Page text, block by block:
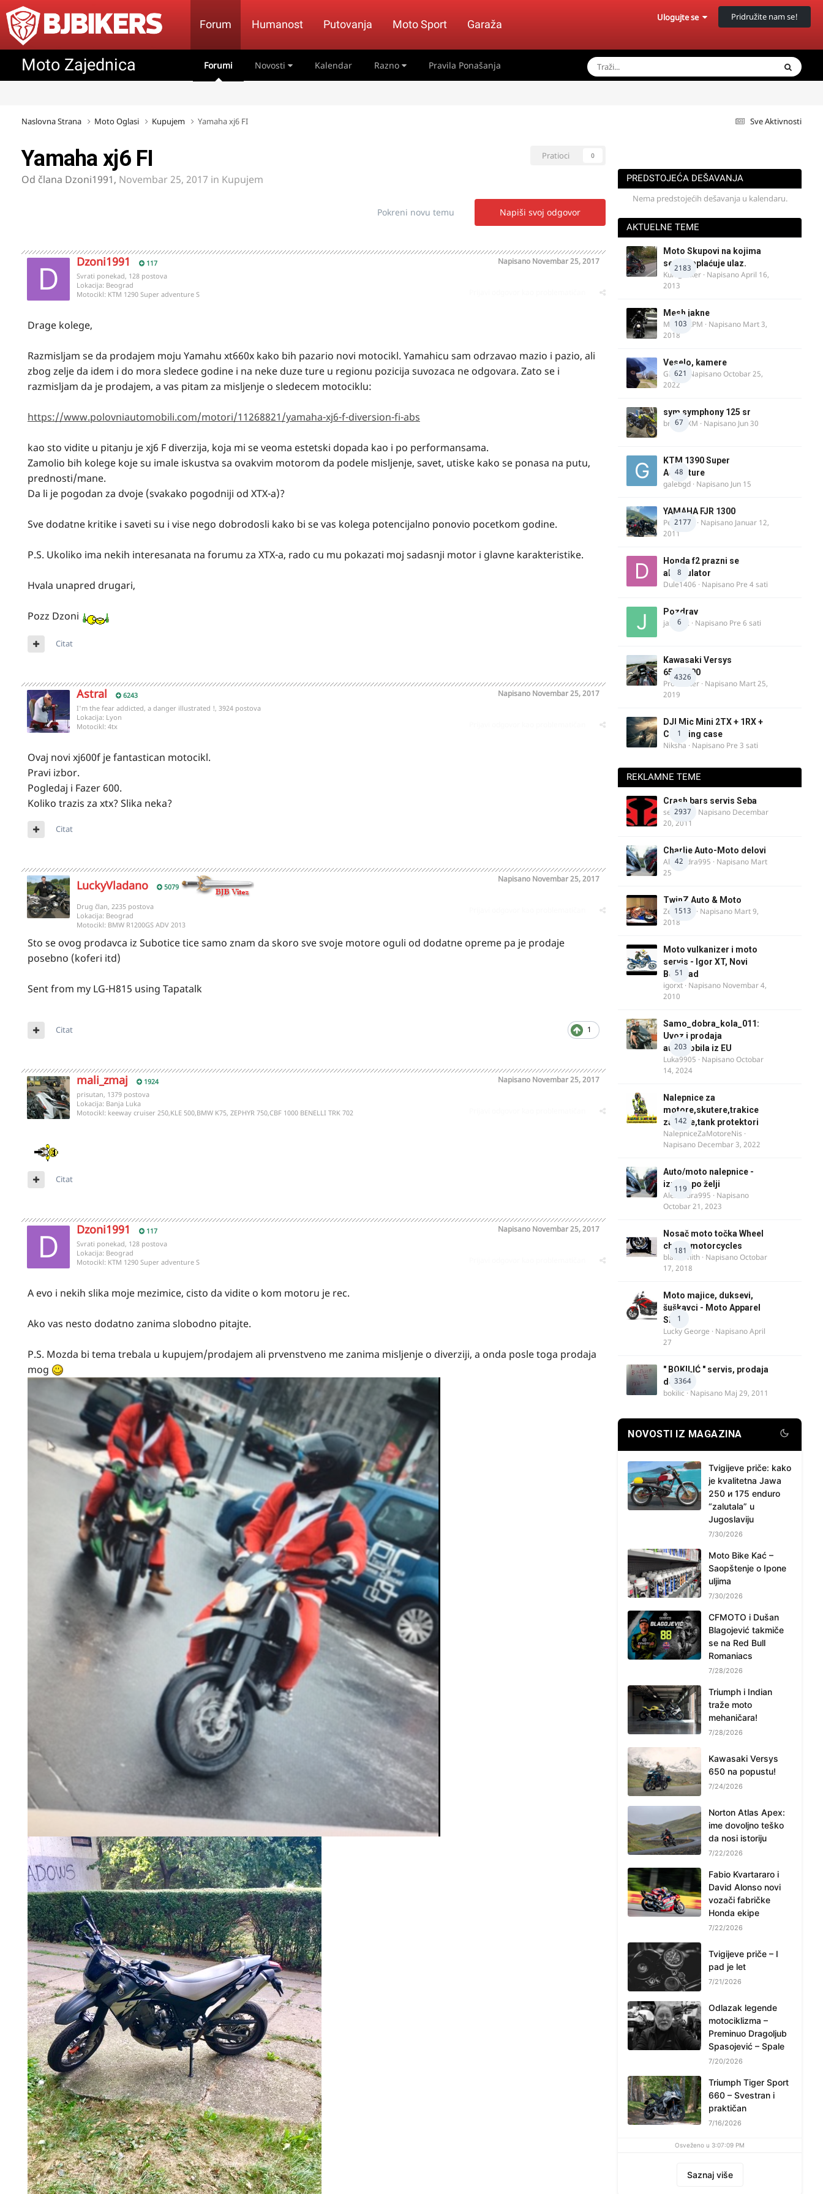
Forum Humanost Putovanja Moto Sport Garaža
Ulogujte se Pridružite nam se!
Moto Zajednica Forumi Novosti Kalendar Razno Pravila Ponašanja
Sve Aktivnosti
Naslovna Strana Moto Oglasi Kupujem Yamaha xj6 FI
Pratioci 0
Yamaha xj6 FI
Od člana Dzoni1991, Novembar 25, 2017 in Kupujem
Napiši svoj odgovor
Pokreni novu temu
Dzoni1991 117 Napisano Novembar 25, 2017
Svrati ponekad, 128 postova
Lokacija: Beograd
Motocikl: KTM 1290 Super adventure S
Drage kolege,
Razmisljam se da prodajem moju Yamahu xt660x kako bih pazario novi motocikl. Yamahicu sam odrzavao mazio i pazio, ali
zbog zelje da idem i do mora sledece godine i na neke duze ture u regionu pozicija suvozaca ne odgovara. Zato se i
razmisljam da je prodajem, a vas pitam za misljenje o sledecem motociklu:
https://www.polovniautomobili.com/motori/11268821/yamaha-xj6-f-diversion-fi-abs
kao sto vidite u pitanju je xj6 F diverzija, koja mi se veoma estetski dopada kao i po performansama.
Zamolio bih kolege koje su imale iskustva sa ovakvim motorom da podele misljenje, savet, utiske kako se ponasa na putu,
prednosti/mane.
Da li je pogodan za dvoje (svakako pogodniji od XTX-a)?
Sve dodatne kritike i saveti su i vise nego dobrodosli kako bi se vas kolega potencijalno ponovio pocetkom godine.
P.S. Ukoliko ima nekih interesanata na forumu za XTX-a, rado cu mu pokazati moj sadasnji motor i glavne karakteristike.
Hvala unapred drugari,
Pozz Dzoni
Citat
Astral 6243 Napisano Novembar 25, 2017
I'm the fear addicted, a danger illustrated !, 3924 postova
Lokacija: Lyon
Motocikl: 4tx
Ovaj novi xj600f je fantastican motocikl.
Pravi izbor.
Pogledaj i Fazer 600.
Koliko trazis za xtx? Slika neka?
Citat
LuckyVladano 5079
Napisano Novembar 25, 2017
Drug član, 2235 postova
Lokacija: Beograd
Motocikl: BMW R1200GS ADV 2013
Sto se ovog prodavca iz Subotice tice samo znam da skoro sve svoje motore oguli od dodatne opreme pa je prodaje
posebno (koferi itd)
Sent from my LG-H815 using Tapatalk
1
Citat
mali_zmaj 1924 Napisano Novembar 25, 2017
prisutan, 1379 postova
Lokacija: Banja Luka
Motocikl: keeway cruiser 250,KLE 500,BMW K75, ZEPHYR 750,CBF 1000 BENELLI TRK 702
Citat
Dzoni1991 117 Napisano Novembar 25, 2017
Svrati ponekad, 128 postova
Lokacija: Beograd
Motocikl: KTM 1290 Super adventure S
A evo i nekih slika moje mezimice, cisto da vidite o kom motoru je rec.
Ako vas nesto dodatno zanima slobodno pitajte.
P.S. Mozda bi tema trebala u kupujem/prodajem ali prvenstveno me zanima misljenje o diverziji, a onda posle toga prodaja
mog
PREDSTOJEĆA DEŠAVANJA
Nema predstojećih dešavanja u kalendaru.
AKTUELNE TEME
2183
Moto Skupovi na kojima
se ne naplaćuje ulaz.
Kum_Mixer · NapisanoApril 16,
2013
103
Mesh jakne
MostarRPM · Napisano Mart 3,
2018
621
Veselo, kamere
GR 46· NapisanoOctobar 25,
2022
67
sym symphony 125 sr
brankoXM · Napisano Jun 30
48
KTM 1390 Super
Adventure
galebgd · Napisano Jun 15
2177
YAMAHA FJR 1300
Petartdm · Napisano Januar 12,
2011
8
Honda f2 prazni se
akomulator
Dule1406 · Napisano Pre 4 sati
6
Pozdrav
jasminc · Napisano Pre 6 sati
4326
Kawasaki Versys
650/1000
ProMaster · Napisano Mart 25,
2019
1
DJI Mic Mini 2TX + 1RX +
Charging case
Niksha · Napisano Pre 3 sati
REKLAMNE TEME
2937
Crash bars servis Seba
seba011 · Napisano Decembar
20, 2011
42
Charlie Auto-Moto delovi
Alexandra995 · Napisano Mart
25
1513
TwinZ Auto & Moto
Zeljkamp · Napisano Mart 9,
2018
51
Moto vulkanizer i moto
servis - Igor XT, Novi
Beograd
igorxt · Napisano Novembar 4,
2010
203
Samo_dobra_kola_011:
Uvoz i prodaja
automobila iz EU
Luka9905 · NapisanoOctobar
14, 2024
142
Nalepnice za
motore,skutere,trakice
za felne,tank protektori
NalepniceZaMotoreNis ·
Napisano Decembar 3, 2022
119
Auto/moto nalepnice -
izrada po želji
Alexandra995 · Napisano
Octobar 21, 2023
181
Nosač moto točka Wheel
chock motorcycles
blacksmith · NapisanoOctobar
17, 2018
1
Moto majice, duksevi,
šuškavci - Moto Apparel
SRB
Lucky George · NapisanoApril
27
3364
" BOKILIĆ " servis, prodaja
delova
bokilic · Napisano Maj 29, 2011
NOVOSTI IZ MAGAZINA
Tvigijeve priče: kako
je kvalitetna Jawa
250 и 175 enduro
“zalutala” u
Jugoslaviju
7/30/2026
Moto Bike Kać –
Saopštenje o Ipone
uljima
7/30/2026
CFMOTO i Dušan
Blagojević takmiče
se na Red Bull
Romaniacs
7/28/2026
Triumph i Indian
traže moto
mehaničara!
7/28/2026
Kawasaki Versys
650 na popustu!
7/24/2026
Norton Atlas Apex:
ime dovoljno teško
da nosi istoriju
7/22/2026
Fabio Kvartararo i
David Alonso novi
vozači fabričke
Honda ekipe
7/22/2026
Tvigijeve priče – I
pad je let
7/21/2026
Odlazak legende
motociklizma –
Preminuo Dragoljub
Spasojević – Spale
7/20/2026
Triumph Tiger Sport
660 – Svestran i
praktičan
7/16/2026
Osveženo u 3:07:09 PM
Saznaj više